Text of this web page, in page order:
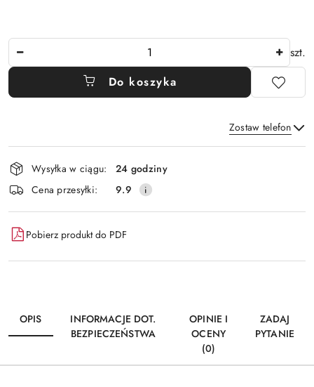
szt.
Do koszyka
Zostaw telefon
Wyślij
Dostępność
i
dostawa
Wysyłka w ciągu:
24 godziny
Cena przesyłki:
9.9
Pobierz produkt do PDF
OPIS
INFORMACJE DOT.
BEZPIECZEŃSTWA
OPINIE I
OCENY
(0)
ZADAJ
PYTANIE